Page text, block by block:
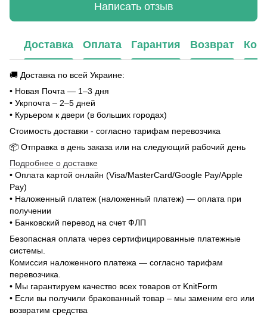
Написать отзыв
Доставка Оплата Гарантия Возврат
🚚 Доставка по всей Украине:
• Новая Почта — 1–3 дня
• Укрпочта – 2–5 дней
• Курьером к двери (в больших городах)
Стоимость доставки - согласно тарифам перевозчика
📦 Отправка в день заказа или на следующий рабочий день
Подробнее о доставке
• Оплата картой онлайн (Visa/MasterCard/Google Pay/Apple
Pay)
• Наложенный платеж (наложенный платеж) — оплата при
получении
• Банковский перевод на счет ФЛП
Безопасная оплата через сертифицированные платежные
системы.
Комиссия наложенного платежа — согласно тарифам
перевозчика.
• Мы гарантируем качество всех товаров от KnitForm
• Если вы получили бракованный товар – мы заменим его или
возвратим средства